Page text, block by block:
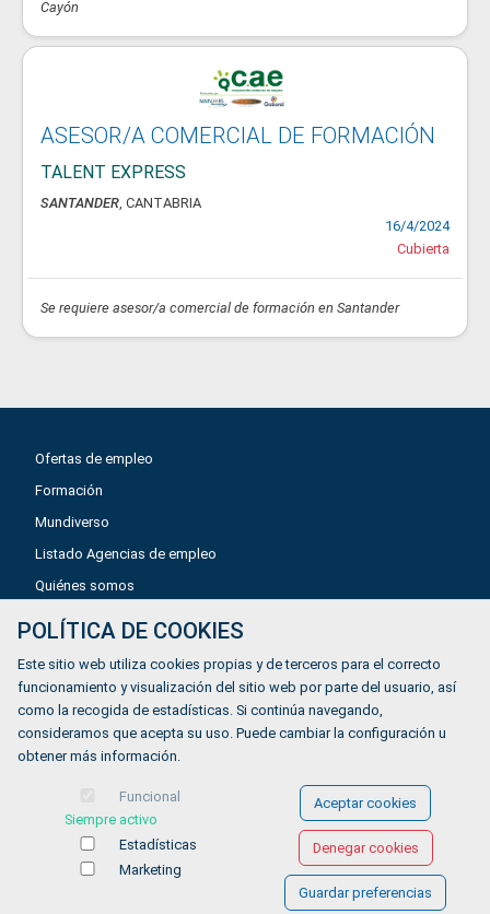
Cayón
ASESOR/A COMERCIAL DE FORMACIÓN
TALENT EXPRESS
SANTANDER , CANTABRIA
16/4/2024
Cubierta
Se requiere asesor/a comercial de formación en Santander
Ofertas de empleo
Formación
Mundiverso
Listado Agencias de empleo
Quiénes somos
Política de privacidad
Política de Cookies
Accesibilidad
© COPYRIGHT 2026 Gestionándote.com
POLÍTICA DE COOKIES
Este sitio web utiliza cookies propias y de terceros para el correcto
funcionamiento y visualización del sitio web por parte del usuario, así
como la recogida de estadísticas. Si continúa navegando,
consideramos que acepta su uso. Puede cambiar la configuración u
obtener más información.
Funcional
Siempre activo
Estadísticas
Marketing
Aceptar cookies
Denegar cookies
Guardar preferencias